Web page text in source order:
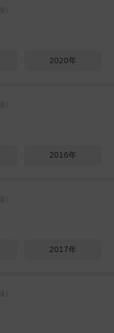
2020年
2016年
2017年